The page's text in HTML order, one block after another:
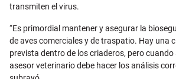
transmiten el virus.
“Es primordial mantener y asegurar la
de aves comerciales y de traspatio. Hay una
prevista dentro de los criaderos, pero cuando
asesor veterinario debe hacer los análisis